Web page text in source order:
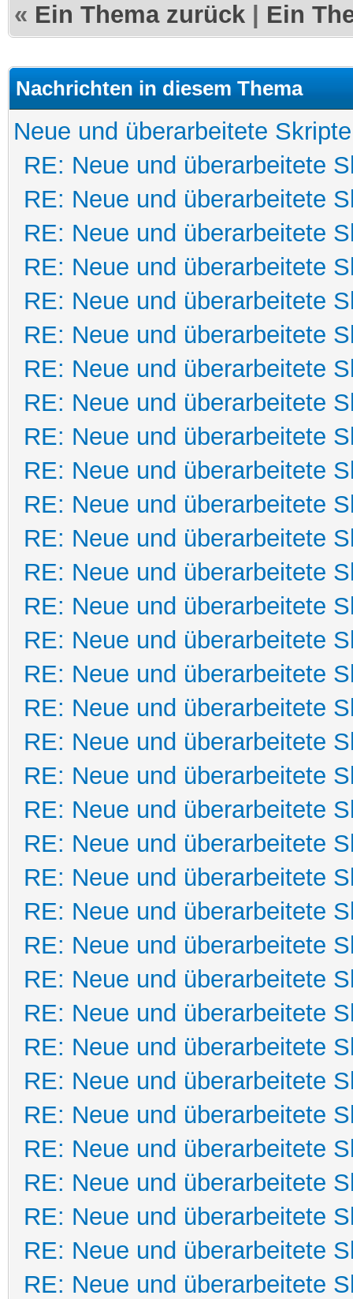
« Ein Thema zurück Ein
Nachrichten in diesem Thema
Neue und überarbeitete Skripte
RE: Neue und überarbeitete
RE: Neue und überarbeitete
RE: Neue und überarbeitete
RE: Neue und überarbeitete
RE: Neue und überarbeitete
RE: Neue und überarbeitete
RE: Neue und überarbeitete
RE: Neue und überarbeitete
RE: Neue und überarbeitete
RE: Neue und überarbeitete
RE: Neue und überarbeitete
RE: Neue und überarbeitete
RE: Neue und überarbeitete
RE: Neue und überarbeitete
RE: Neue und überarbeitete
RE: Neue und überarbeitete
RE: Neue und überarbeitete
RE: Neue und überarbeitete
RE: Neue und überarbeitete
RE: Neue und überarbeitete
RE: Neue und überarbeitete
RE: Neue und überarbeitete
RE: Neue und überarbeitete
RE: Neue und überarbeitete
RE: Neue und überarbeitete
RE: Neue und überarbeitete
RE: Neue und überarbeitete
RE: Neue und überarbeitete
RE: Neue und überarbeitete
RE: Neue und überarbeitete
RE: Neue und überarbeitete
RE: Neue und überarbeitete
RE: Neue und überarbeitete
RE: Neue und überarbeitete